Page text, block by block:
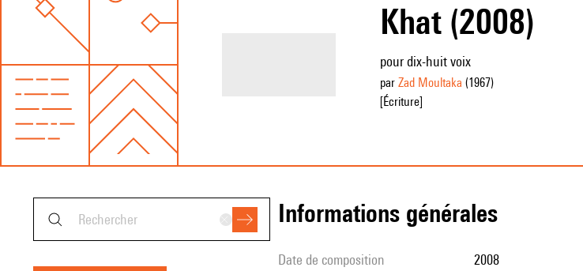
Khat (2008)
pour dix-huit voix
par Zad Moultaka (1967)
[Écriture]
informations générales
date de composition 2008